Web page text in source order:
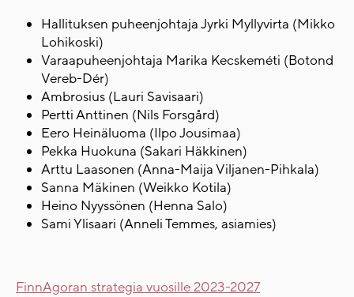
Hallituksen puheenjohtaja Jyrki Myllyvirta (Mikko
Lohikoski)
Varaapuheenjohtaja Marika Kecskeméti (Botond
Vereb-Dér)
Ambrosius (Lauri Savisaari)
Pertti Anttinen (Nils Forsgård)
Eero Heinäluoma (Ilpo Jousimaa)
Pekka Huokuna (Sakari Häkkinen)
Arttu Laasonen (Anna-Maija Viljanen-Pihkala)
Sanna Mäkinen (Weikko Kotila)
Heino Nyyssönen (Henna Salo)
Sami Ylisaari (Anneli Temmes, asiamies)
FinnAgoran strategia vuosille 2023-2027